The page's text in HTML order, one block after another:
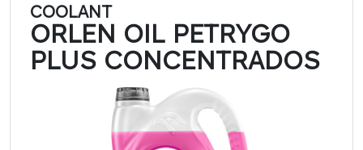
COOLANT
ORLEN OIL PETRYGO
PLUS CONCENTRADOS